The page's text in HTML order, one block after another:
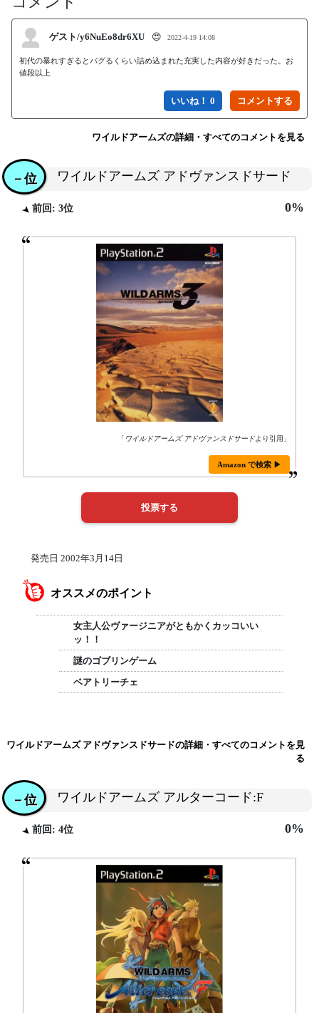
ゲスト/y6NuEo8dr6XU 😍 2022-4-19 14:08
初代の暴れすぎるとバグるくらい詰め込まれた充実した内容が好きだった。お
値段以上
いいね！ 0
ワイルドアームズの詳細・すべてのコメントを見る
ワイルドアームズ アドヴァンスドサード
－位
前回: 3位 0%
「 ワイルドアームズ アドヴァンスドサードより引用」
Amazon で検索 ▶
発売日 2002年3月14日
オススメのポイント
女主人公ヴァージニアがともかくカッコいい
ッ！！
謎のゴブリンゲーム
ベアトリーチェ
ワイルドアームズ アドヴァンスドサードの詳細・すべてのコメントを見
る
ワイルドアームズ アルターコード:F
－位
前回: 4位 0%